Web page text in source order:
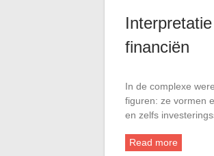
financiën
In de complexe
figuren: ze vormen
en zelfs
Read more